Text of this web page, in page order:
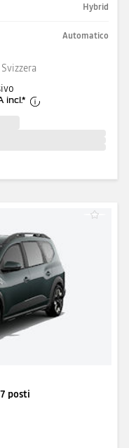
Hybrid
Automatico
incl.*
posti